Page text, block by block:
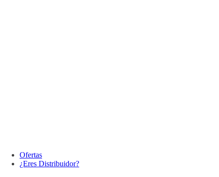
Ofertas
¿Eres Distribuidor?